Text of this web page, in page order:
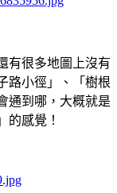
有很多地圖上沒有
路小徑」、「樹根
通到哪，大概就是
的感覺！